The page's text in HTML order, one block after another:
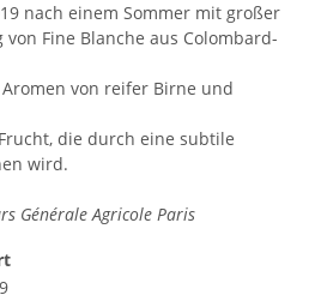
nach einem Sommer mit großer
von Fine Blanche aus Colombard-
von reifer Birne und
die durch eine subtile
wird.
Générale Agricole Paris